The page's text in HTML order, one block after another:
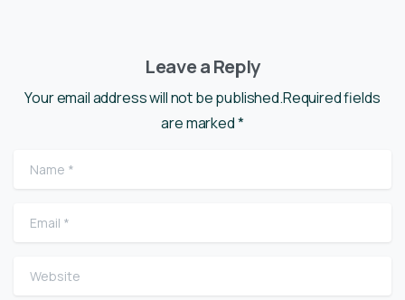
Leave a Reply
Your email address will not be published.Required fields
are marked *
Name
Email
Website